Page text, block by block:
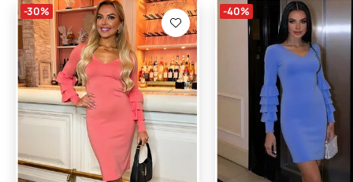
-30% -40%